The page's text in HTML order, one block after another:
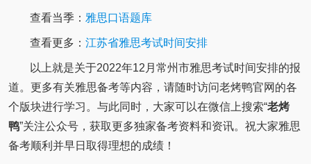
查看当季： 雅思口语题库
查看更多： 江苏省雅思考试时间安排
以上就是关于2022年12月常州市雅思考试时间安排的报
道。更多有关雅思备考等内容，请随时访问老烤鸭官网的各
个版块进行学习。与此同时，大家可以在微信上搜索“老烤
鸭”关注公众号，获取更多独家备考资料和资讯。祝大家雅思
备考顺利并早日取得理想的成绩！